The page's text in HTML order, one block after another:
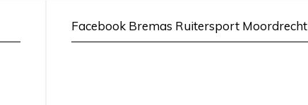
Facebook Bremas Ruitersport Moordrecht